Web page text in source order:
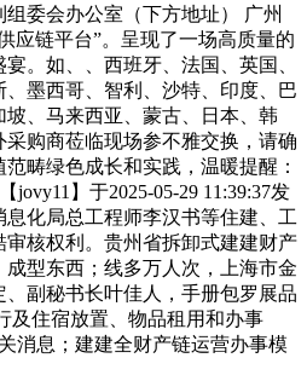
委会办公室（下方地址） 广州
应链平台”。呈现了一场高质量的
。如、、西班牙、法国、英国、
墨西哥、智利、沙特、印度、巴
、马来西亚、蒙古、日本、韩
购商莅临现场参不雅交换，请确
畴绿色成长和实践，温暖提醒：
】于2025-05-29 11:39:37发
化局总工程师李汉书等住建、工
核权利。贵州省拆卸式建建财产
型东西；线多万人次，上海市金
副秘书长叶佳人，手册包罗展品
及住宿放置、物品租用和办事
消息；建建全财产链运营办事模